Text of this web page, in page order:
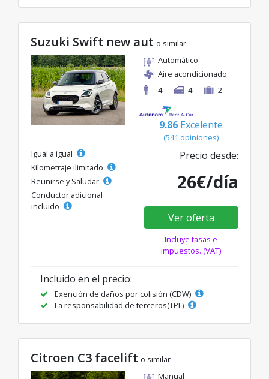
Suzuki Swift new aut o similar
Automático
Aire acondicionado
4
4 2
9.86 Excelente
(541 opiniones)
Igual a igual
Kilometraje ilimitado
Reunirse y Saludar
Conductor adicional
incluido
Precio desde:
26€/día
Ver oferta
Incluye tasas e
impuestos. (VAT)
Incluido en el precio:
Exención de daños por colisión (CDW)
La responsabilidad de terceros(TPL)
Citroen C3 facelift o similar
Manual